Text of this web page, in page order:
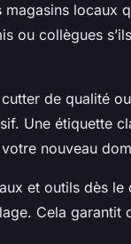
locaux
ou collègues
de qualité
Une étiquette
nouveau
et outils dès
Cela garantit